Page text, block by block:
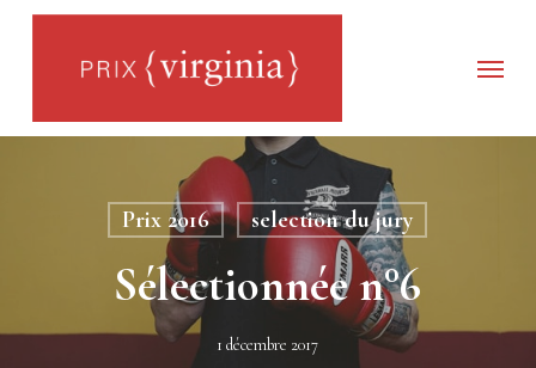
Skip
Menu
Prix 2016 selection du jury
Sélectionnée n°6
1 décembre 2017